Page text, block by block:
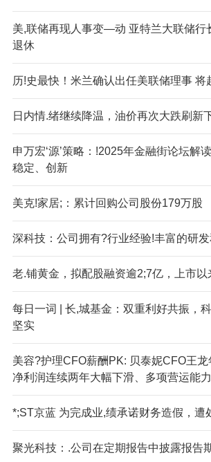
美,联储再现人事变—动 亚特兰大联储行
退休
历!史最快！米兰确认出任美联储理事 将
日内情.绪继续降温，油价再次大跌刷新
申万宏‘源’策略：!2025年金融街论坛解
稳定、创新
美克!家居;：累计回购公司股份179万股
深科技：公司拥有?行业经验!丰富的研
老.铺黄金，拟配股融资逾2;7亿，上市
每日一词 | 长,城基金：双重利好共振，
坚实
美容?护理CFO薪酬PK: 贝泰妮CFO王龙
净利润连续两年大幅下滑、多项营运能
*;ST京蓝 为完成业,绩承诺财务造假，遭
聚光科技：.公司在定期报告中披露报告